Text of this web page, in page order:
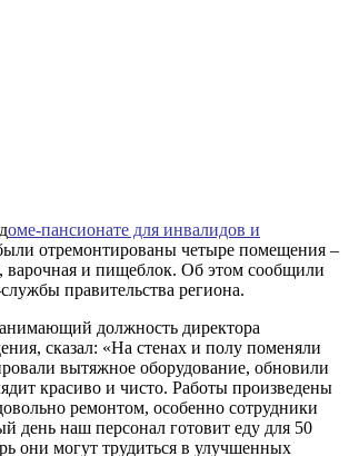
оме-пансионате для инвалидов и
отремонтированы четыре помещения –
варочная и пищеблок. Об этом сообщили
правительства региона.
должность директора
сказал: «На стенах и полу поменяли
вытяжное оборудование, обновили
красиво и чисто. Работы произведены
ремонтом, особенно сотрудники
день наш персонал готовит еду для 50
они могут трудиться в улучшенных